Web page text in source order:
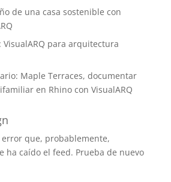
de una casa sostenible con
VisualARQ para arquitectura
Maple Terraces, documentar
en Rhino con VisualARQ
que, probablemente,
ha caído el feed. Prueba de nuevo